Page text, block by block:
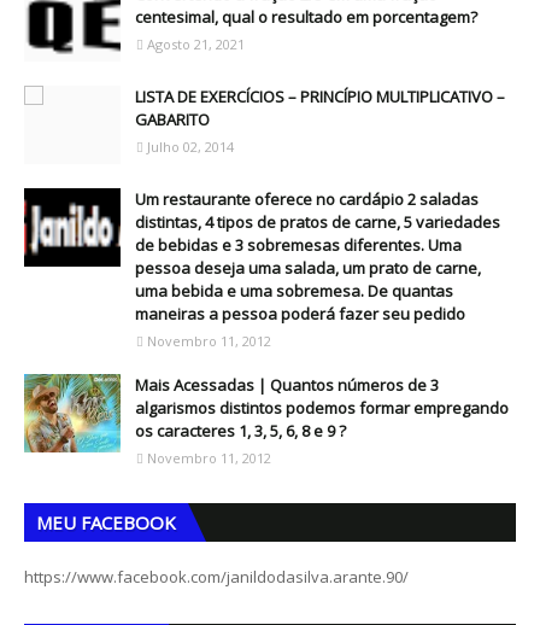
centesimal, qual o resultado em porcentagem?
Agosto 21, 2021
LISTA DE EXERCÍCIOS – PRINCÍPIO MULTIPLICATIVO –
GABARITO
Julho 02, 2014
Um restaurante oferece no cardápio 2 saladas
distintas, 4 tipos de pratos de carne, 5 variedades
de bebidas e 3 sobremesas diferentes. Uma
pessoa deseja uma salada, um prato de carne,
uma bebida e uma sobremesa. De quantas
maneiras a pessoa poderá fazer seu pedido
Novembro 11, 2012
Mais Acessadas | Quantos números de 3
algarismos distintos podemos formar empregando
os caracteres 1, 3, 5, 6, 8 e 9 ?
Novembro 11, 2012
MEU FACEBOOK
https://www.facebook.com/janildodasilva.arante.90/